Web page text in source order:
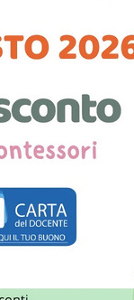
. Ma cos’è la
popolo all’altro
non
della
[…]La
l'unico, per
, illinguaggio
, la
suggerimenti
bisogna innanzi
(ivi, p. 47).